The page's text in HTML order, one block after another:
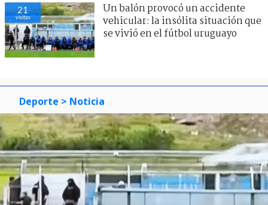
21
visitas
Un balón provocó un accidente
vehicular: la insólita situación que
se vivió en el fútbol uruguayo
Deporte > Noticia